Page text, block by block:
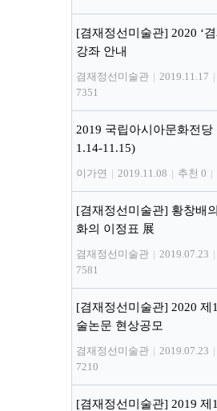
[겸재정선미술관] 2020 ‘
강좌 안내
겸재정선미술관 | 2019.11.17 |
7351
2019 국립아시아문화전당
1.14-11.15)
이가연 | 2019.11.08 | 추천 0 |
[겸재정선미술관] 황창배
화의 이정표 展
겸재정선미술관 | 2019.07.23 |
7581
[겸재정선미술관] 2020 제
술논문 현상공모
겸재정선미술관 | 2019.07.23 |
7210
[겸재정선미술관] 2019 제